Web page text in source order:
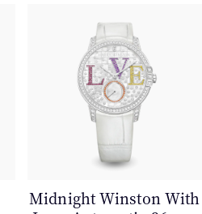
Midnight Winston With